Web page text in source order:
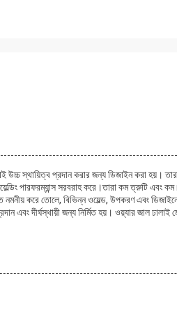
উচ্চ স্থায়িত্ব প্রদান করার জন্য ডিজাইন করা হয়।
পারফরম্যান্স সরবরাহ করে।তারা কম ত্রুটি
করে তোলে, বিভিন্ন ওয়েল্ড, উপকরণ এবং
এবং দীর্ঘস্থায়ী জন্য নির্মিত হয়। ওয়্যার জাল ঢালাই